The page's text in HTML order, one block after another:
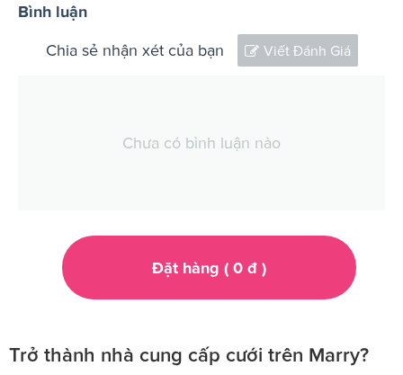
Bình luận
Chia sẻ nhận xét của bạn Viết Đánh Giá
Chưa có bình luận nào
Đặt hàng ( 0đ )
Trở thành nhà cung cấp cưới trên Marry?